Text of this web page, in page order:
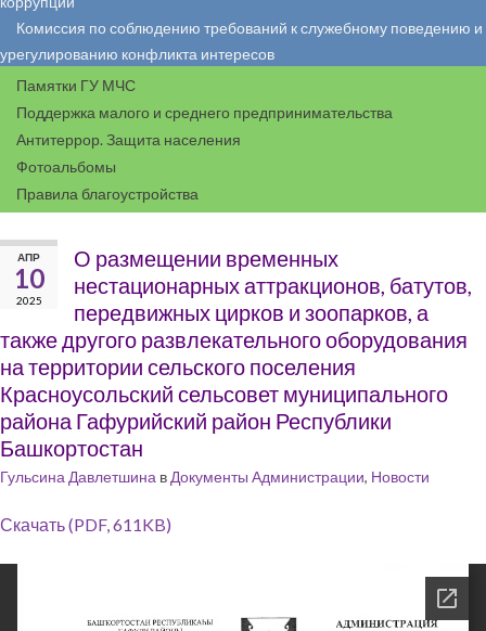
Комиссия по соблюдению требований к служебному поведению и
урегулированию конфликта интересов
Памятки ГУ МЧС
Поддержка малого и среднего предпринимательства
Антитеррор. Защита населения
Фотоальбомы
Правила благоустройства
АПР
10
2025
О размещении временных
нестационарных аттракционов, батутов,
передвижных цирков и зоопарков, а
также другого развлекательного оборудования
на территории сельского поселения
Красноусольский сельсовет муниципального
района Гафурийский район Республики
Башкортостан
Гульсина Давлетшина в Документы Администрации, Новости
Скачать (PDF, 611KB)